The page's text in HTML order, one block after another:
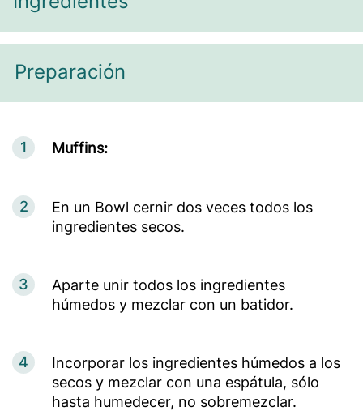
Preparación
1 Muffins:
2
En un Bowl cernir dos veces todos los
ingredientes secos.
3
Aparte unir todos los ingredientes
húmedos y mezclar con un batidor.
4
Incorporar los ingredientes húmedos a los
secos y mezclar con una espátula, sólo
hasta humedecer, no sobremezclar.